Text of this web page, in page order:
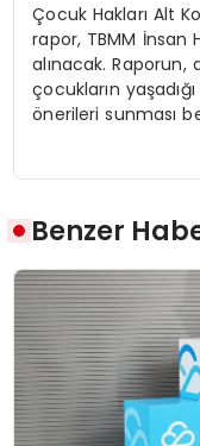
Çocuk Hakları Alt
rapor, TBMM İnsan
alınacak.
çocukların
önerileri sunması
Benzer